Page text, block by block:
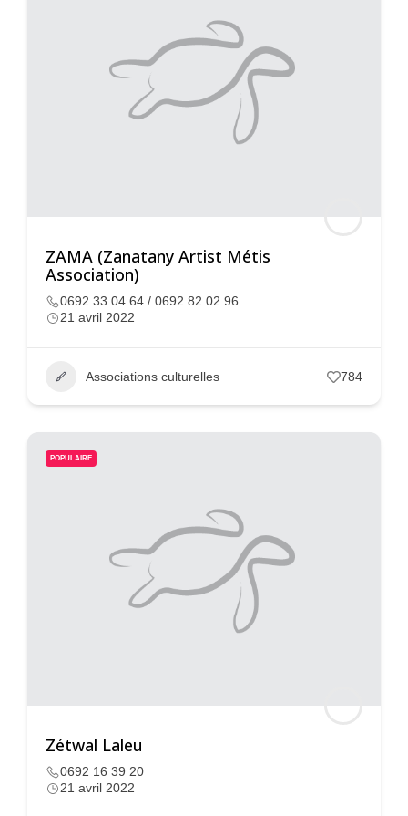
ZAMA (Zanatany Artist Métis
Association)
0692 33 04 64 / 0692 82 02 96
21 avril 2022
Associations culturelles 784
POPULAIRE
Zétwal Laleu
0692 16 39 20
21 avril 2022